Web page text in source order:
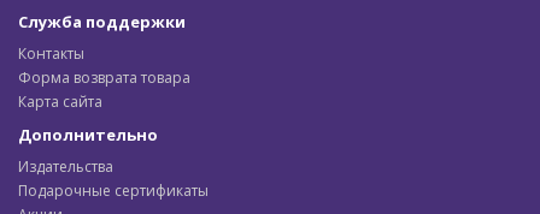
Служба поддержки
Контакты
Форма возврата товара
Карта сайта
Дополнительно
Издательства
Подарочные сертификаты